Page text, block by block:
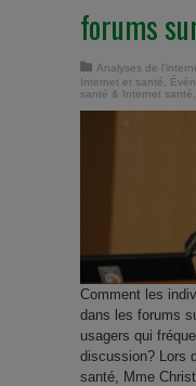
forums
Analyses de
Internet et santé
santé & Internet santé
Comment les
dans les forums
usagers qui
discussion? Lors
santé, Mme